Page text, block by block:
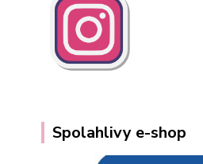
Spolahlivy e-shop